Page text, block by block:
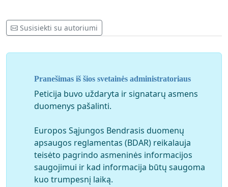
Susisiekti su autoriumi
Pranešimas iš šios svetainės administratoriaus
Peticija buvo uždaryta ir signatarų asmens
duomenys pašalinti.
Europos Sąjungos Bendrasis duomenų
apsaugos reglamentas (BDAR) reikalauja
teisėto pagrindo asmeninės informacijos
saugojimui ir kad informacija būtų saugoma
kuo trumpesnį laiką.